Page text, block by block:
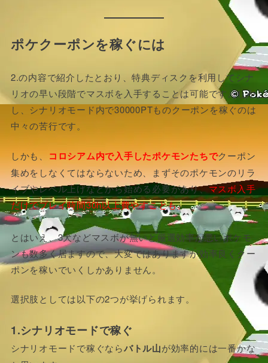
ポケクーポンを稼ぐには
2.の内容で紹介したとおり、特典ディスクを利用してシナ
リオの早い段階でマスボを入手することは可能です。しか
し、シナリオモード内で30000PTものクーポンを稼ぐのは
中々の苦行です。
しかも、 コロシアム内で入手したポケモンたちでクーポン
集めをしなくてはならないため、まずそのポケモンのリラ
イブやレベル上げなどから始める必要があり、マスボ入手
だけでプレイ時間30h以上費やすことも。
とはいえ、3犬などマスボが無いと厳選効率が悪いポケモ
ンも数多く居ますので、大変ではありますが効率良くクー
ポンを稼いでいくしかありません。
選択肢としては以下の2つが挙げられます。
1.シナリオモードで稼ぐ
シナリオモードで稼ぐならバトル山が効率的には一番かな